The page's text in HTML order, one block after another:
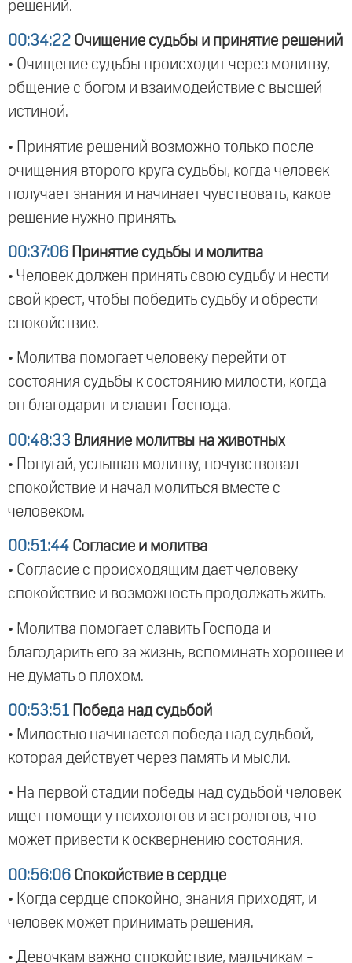
решений.
00:34:22 Очищение судьбы и принятие решений
• Очищение судьбы происходит через молитву,
общение с богом и взаимодействие с высшей
истиной.
• Принятие решений возможно только после
очищения второго круга судьбы, когда человек
получает знания и начинает чувствовать, какое
решение нужно принять.
00:37:06 Принятие судьбы и молитва
• Человек должен принять свою судьбу и нести
свой крест, чтобы победить судьбу и обрести
спокойствие.
• Молитва помогает человеку перейти от
состояния судьбы к состоянию милости, когда
он благодарит и славит Господа.
00:48:33 Влияние молитвы на животных
• Попугай, услышав молитву, почувствовал
спокойствие и начал молиться вместе с
человеком.
00:51:44 Согласие и молитва
• Согласие с происходящим дает человеку
спокойствие и возможность продолжать жить.
• Молитва помогает славить Господа и
благодарить его за жизнь, вспоминать хорошее и
не думать о плохом.
00:53:51 Победа над судьбой
• Милостью начинается победа над судьбой,
которая действует через память и мысли.
• На первой стадии победы над судьбой человек
ищет помощи у психологов и астрологов, что
может привести к осквернению состояния.
00:56:06 Спокойствие в сердце
• Когда сердце спокойно, знания приходят, и
человек может принимать решения.
• Девочкам важно спокойствие, мальчикам -